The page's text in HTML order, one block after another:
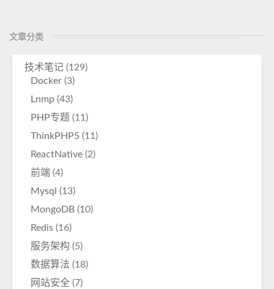
的
学
总
结
文章分类
技术笔记 (129)
Docker (3)
Lnmp (43)
PHP专题 (11)
ThinkPHP5 (11)
ReactNative (2)
前端 (4)
Mysql (13)
MongoDB (10)
Redis (16)
服务架构 (5)
数据算法 (18)
网站安全 (7)